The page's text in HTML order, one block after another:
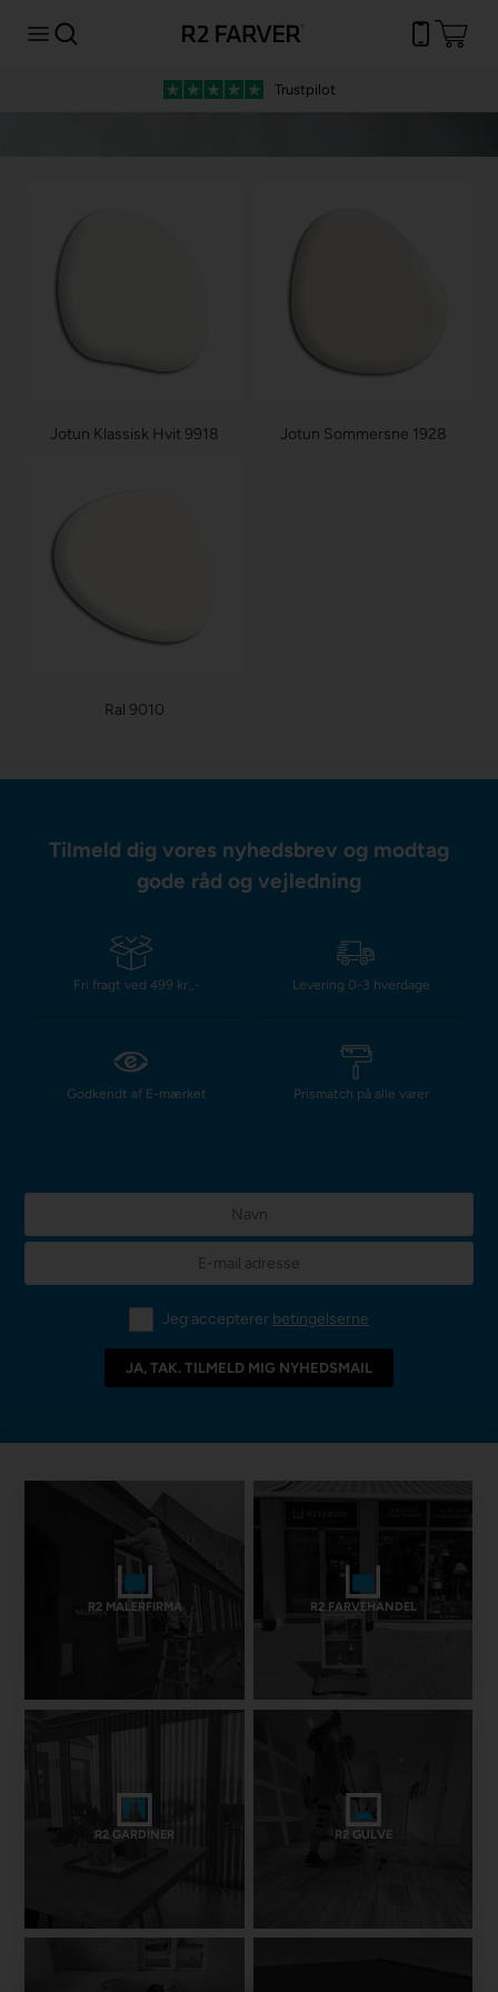
Trustpilot
Jotun Klassisk Hvit 9918 Jotun Sommersne 1928
Ral 9010
Tilmeld dig vores nyhedsbrev og modtag
gode råd og vejledning
Fri fragt ved 499 kr.,- Levering 0-3 hverdage
Godkendt af E-mærket Prismatch på alle varer
Jeg accepterer betingelserne
R2 MALERFIRMA R2 FARVEHANDEL
R2 GARDINER R2 GULVE